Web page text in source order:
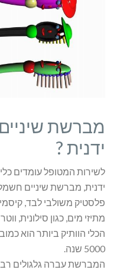
מברשת
ידנית ?
לשירות המטופל עומדים
ידנית, מברשת שיניים
פלסטיק משולבי לבד,
מתיזי מים, כגון סילונית,
הכלי הוותיק ביותר הוא
5000 שנה.
המברשת עברה גלגולים